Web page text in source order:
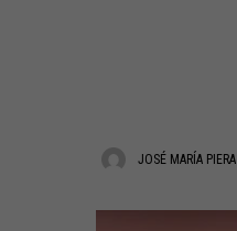
JOSÉ MARÍA PIERA